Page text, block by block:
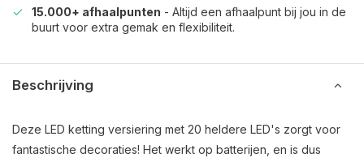
15.000+ afhaalpunten - Altijd een afhaalpunt bij jou in de
buurt voor extra gemak en flexibiliteit.
Beschrijving
Deze LED ketting versiering met 20 heldere LED's zorgt voor
fantastische decoraties! Het werkt op batterijen, en is dus